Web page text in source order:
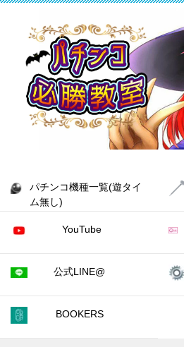
パチンコ機種一覧(遊タイ
ム無し)
YouTube
公式LINE@
BOOKERS